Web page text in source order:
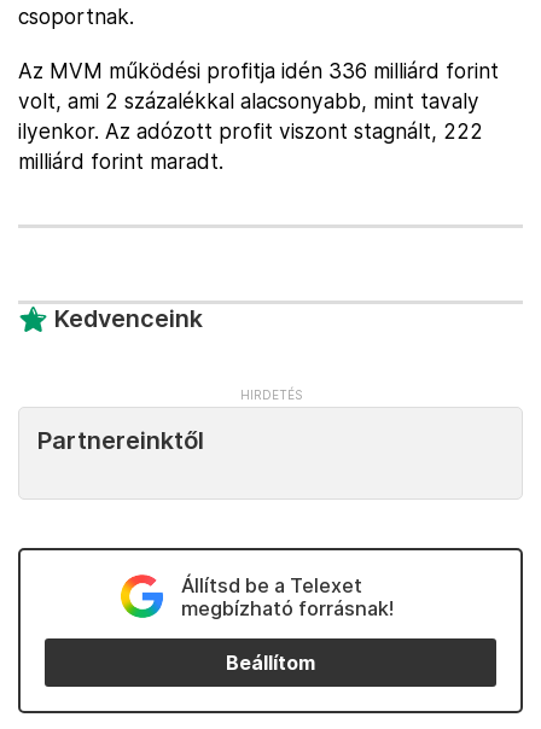
csoportnak.
Az MVM működési profitja idén 336 milliárd forint
volt, ami 2 százalékkal alacsonyabb, mint tavaly
ilyenkor. Az adózott profit viszont stagnált, 222
milliárd forint maradt.
Kedvenceink
Partnereinktől
Állítsd be a Telexet
megbízható forrásnak!
Beállítom